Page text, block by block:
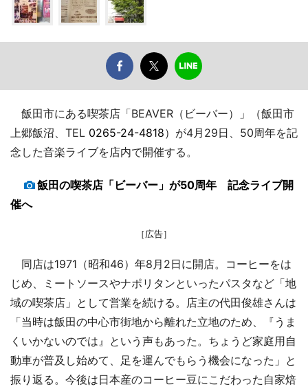
飯田市にある喫茶店「BEAVER（ビーバー）」（飯田市
上郷飯沼、TEL 0265-24-4818）が4月29日、50周年を記
念した音楽ライブを店内で開催する。
飯田の喫茶店「ビーバー」が50周年 記念ライブ開
催へ
［広告］
同店は1971（昭和46）年8月2日に開店。コーヒーをは
じめ、ミートソースやナポリタンといったパスタなど「地
域の喫茶店」として営業を続ける。店主の代田俊雄さんは
「当時は飯田の中心市街地から離れた立地のため、『うま
くいかないのでは』という声もあった。ちょうど家庭用自
動車が普及し始めて、足を運んでもらう機会になった」と
振り返る。今後は日本産のコーヒー豆にこだわった自家焙